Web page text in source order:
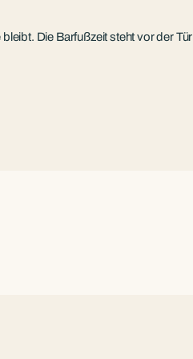
Die Barfußzeit steht vor der